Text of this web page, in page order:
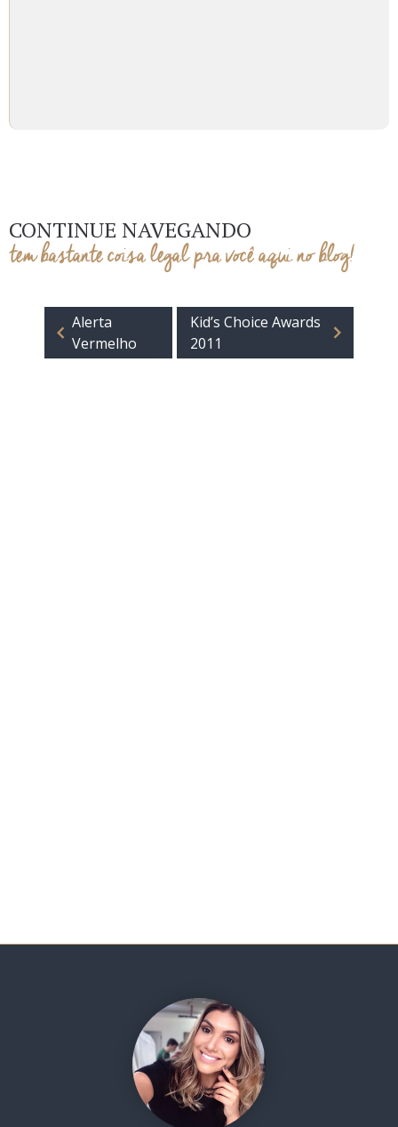
CONTINUE NAVEGANDO
tem bastante coisa legal pra você aqui no blog!
Alerta
Vermelho
Kid’s Choice Awards
2011